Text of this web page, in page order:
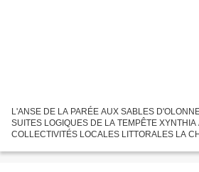
L'ANSE DE LA PARÉE AUX SABLES
SUITES LOGIQUES DE LA TEMPÊTE
COLLECTIVITÉS LOCALES LITTORALES LA
COLLECTIVITÉS LOCALES La Chambre...